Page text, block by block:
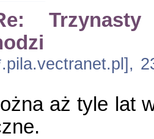
aż tyle lat